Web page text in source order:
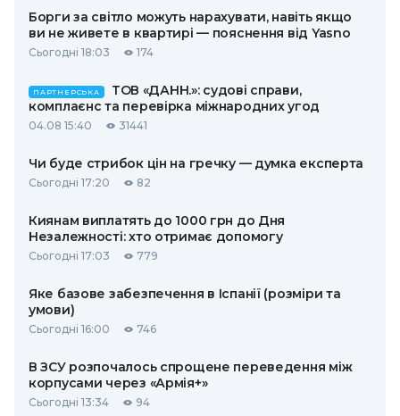
Борги за світло можуть нарахувати, навіть якщо
ви не живете в квартирі — пояснення від Yasno
Сьогодні 18:03 174
ПАРТНЕРСЬКА
ТОВ «ДАНН.»: судові справи,
комплаєнс та перевірка міжнародних угод
04.08 15:40 31441
Чи буде стрибок цін на гречку — думка експерта
Сьогодні 17:20 82
Киянам виплатять до 1000 грн до Дня
Незалежності: хто отримає допомогу
Сьогодні 17:03 779
Яке базове забезпечення в Іспанії (розміри та
умови)
Сьогодні 16:00 746
В ЗСУ розпочалось спрощене переведення між
корпусами через «Армія+»
Сьогодні 13:34 94